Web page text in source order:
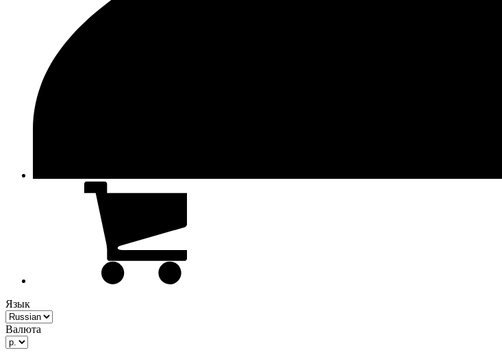
Язык
Валюта